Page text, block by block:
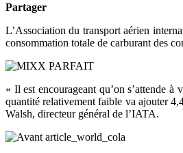
Partager
L’Association du transport aérien
consommation totale de carburant des
« Il est encourageant qu’on s’attende
quantité relativement faible va ajouter
Walsh, directeur général de l’IATA.